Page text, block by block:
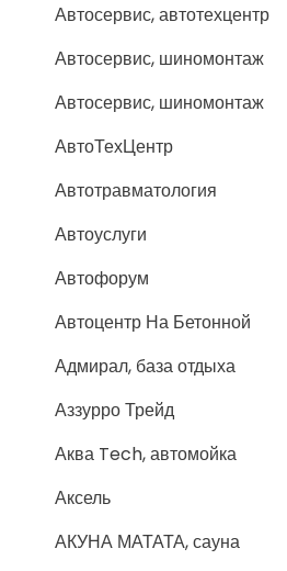
Автосервис, автотехцентр
Автосервис, шиномонтаж
Автосервис, шиномонтаж
АвтоТехЦентр
Автотравматология
Автоуслуги
Автофорум
Автоцентр На Бетонной
Адмирал, база отдыха
Аззурро Трейд
Аква Tech, автомойка
Аксель
АКУНА МАТАТА, сауна